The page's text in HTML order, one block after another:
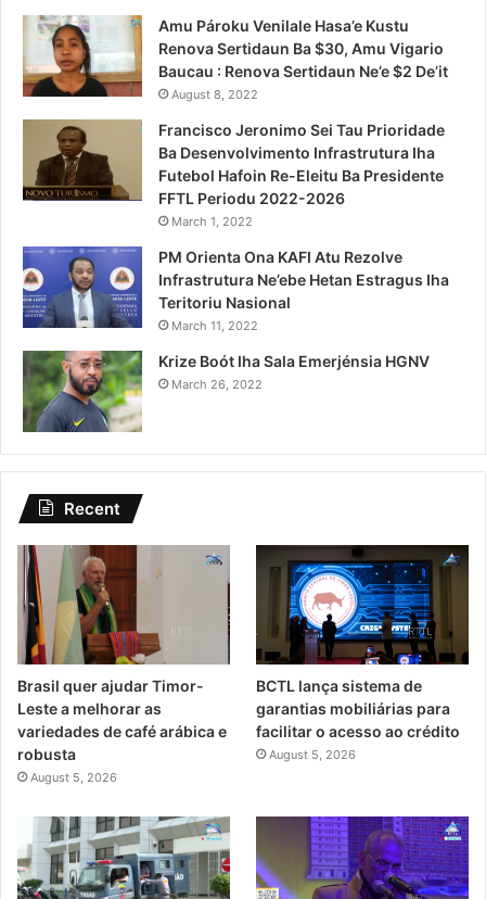
Amu Pároku Venilale Hasa’e Kustu
Renova Sertidaun Ba $30, Amu Vigario
Baucau : Renova Sertidaun Ne’e $2 De’it
August 8, 2022
Francisco Jeronimo Sei Tau Prioridade
Ba Desenvolvimento Infrastrutura Iha
Futebol Hafoin Re-Eleitu Ba Presidente
FFTL Periodu 2022-2026
March 1, 2022
PM Orienta Ona KAFI Atu Rezolve
Infrastrutura Ne’ebe Hetan Estragus Iha
Teritoriu Nasional
March 11, 2022
Krize Boót Iha Sala Emerjénsia HGNV
March 26, 2022
Recent
Brasil quer ajudar Timor-
Leste a melhorar as
variedades de café arábica e
robusta
August 5, 2026
BCTL lança sistema de
garantias mobiliárias para
facilitar o acesso ao crédito
August 5, 2026